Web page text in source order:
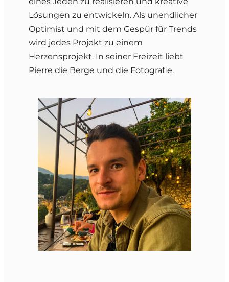
Lösungen zu entwickeln. Als unendlicher
Optimist und mit dem Gespür für Trends
wird jedes Projekt zu einem
Herzensprojekt. In seiner Freizeit liebt
Pierre die Berge und die Fotografie.